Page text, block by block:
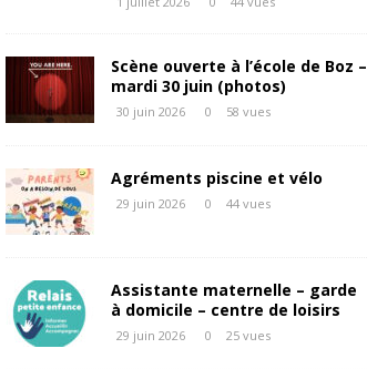
Scène ouverte à l’école de Boz –
mardi 30 juin (photos)
30 juin 2026 0 58 vues
Agréments piscine et vélo
29 juin 2026 0 44 vues
Assistante maternelle – garde
à domicile – centre de loisirs
29 juin 2026 0 25 vues